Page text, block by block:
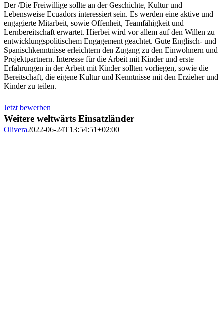
Der /Die Freiwillige sollte an der Geschichte, Kultur und
Lebensweise Ecuadors interessiert sein. Es werden eine aktive und
engagierte Mitarbeit, sowie Offenheit, Teamfähigkeit und
Lernbereitschaft erwartet. Hierbei wird vor allem auf den Willen zu
entwicklungspolitischem Engagement geachtet. Gute Englisch- und
Spanischkenntnisse erleichtern den Zugang zu den Einwohnern und
Projektpartnern. Interesse für die Arbeit mit Kinder und erste
Erfahrungen in der Arbeit mit Kinder sollten vorliegen, sowie die
Bereitschaft, die eigene Kultur und Kenntnisse mit den Erzieher und
Kinder zu teilen.
Jetzt bewerben
Weitere weltwärts Einsatzländer
Olivera2022-06-24T13:54:51+02:00